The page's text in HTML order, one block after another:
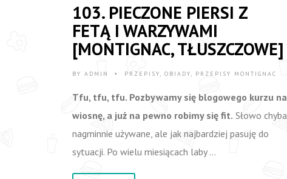
103. PIECZONE PIERSI Z
FETĄ I WARZYWAMI
[MONTIGNAC, TŁUSZCZOWE]
BY ADMIN • PRZEPISY, OBIADY, PRZEPISY MONTIGNAC
Tfu, tfu, tfu. Pozbywamy się blogowego kurzu na
wiosnę, a już na pewno robimy się fit. Słowo chyba
nagminnie używane, ale jak najbardziej pasuję do
sytuacji. Po wielu miesiącach laby …